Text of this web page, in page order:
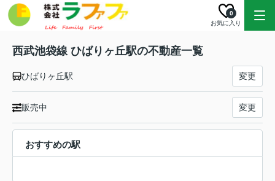
お気に入り
0
西武池袋線 ひばりヶ丘駅の不動産一覧
ひばりヶ丘駅 変更
販売中 変更
おすすめの駅